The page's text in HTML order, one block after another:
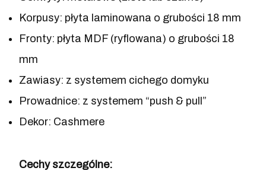
Korpusy: płyta laminowana o grubości 18 mm
Fronty: płyta MDF (ryflowana) o grubości 18
mm
Zawiasy: z systemem cichego domyku
Prowadnice: z systemem “push & pull”
Dekor: Cashmere
Cechy szczególne: